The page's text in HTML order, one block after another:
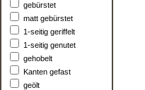
gebürstet
matt gebürstet
1-seitig geriffelt
1-seitig genutet
gehobelt
Kanten gefast
geölt